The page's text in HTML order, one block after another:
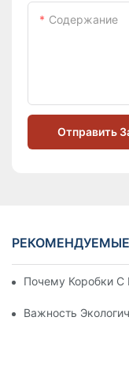
Содержание
Отправить
Почему Коробки
Важность